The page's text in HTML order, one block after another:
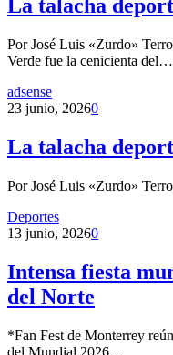
La talacha
Por José Luis «Zurdo»
Verde fue la cenicienta del…
adsense
23 junio, 20260
La talacha
Por José Luis
Deportes
13 junio, 20260
Intensa fiesta
del Norte
*Fan Fest de Monterrey
del Mundial 2026…